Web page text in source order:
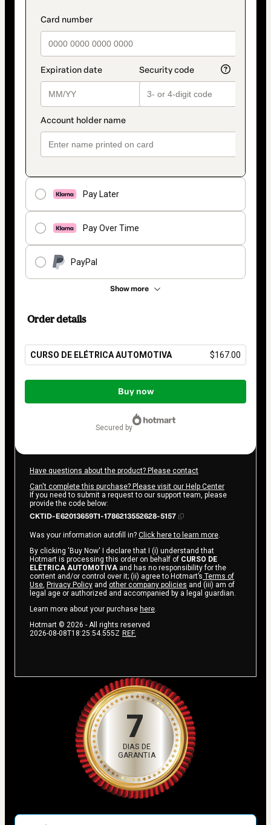
Pay Later
Pay Over Time
PayPal
Show more
Order details
CURSO DE ELÉTRICA AUTOMOTIVA $167.00
Total
$167.00
Buy now
secured by
Have questions about the product? Please contact
Can't complete this purchase? Please visit our Help Center
If you need to submit a request to our support team, please
provide the code below:
CKTID-E62013659T1-1786213552628-5157
Was your information autofill in? Click here to learn more.
By clicking 'Buy Now' I declare that I (i) understand that
Hotmart is processing this order on behalf of CURSO DE
ELÈTRICA AUTOMOTIVA and has no responsibility for the
content and/or control over it; (ii) agree to Hotmart’s Terms of
Use, Privacy Policy and other company policies and (iii) am of
legal age or authorized and accompanied by a legal guardian.
Learn more about your purchase here.
Hotmart © 2026 - All rights reserved
2026-08-08T18:25:54.555Z REF.
7
DIAS DE
GARANTIA